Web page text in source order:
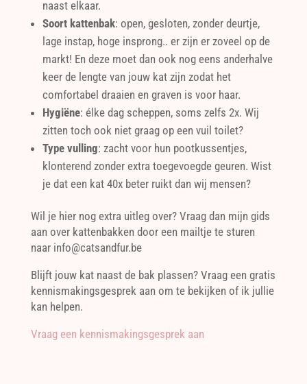
naast elkaar.
Soort kattenbak: open, gesloten, zonder deurtje,
lage instap, hoge insprong.. er zijn er zoveel op de
markt! En deze moet dan ook nog eens anderhalve
keer de lengte van jouw kat zijn zodat het
comfortabel draaien en graven is voor haar.
Hygiëne: élke dag scheppen, soms zelfs 2x. Wij
zitten toch ook niet graag op een vuil toilet?
Type vulling: zacht voor hun pootkussentjes,
klonterend zonder extra toegevoegde geuren. Wist
je dat een kat 40x beter ruikt dan wij mensen?
Wil je hier nog extra uitleg over? Vraag dan mijn gids
aan over kattenbakken door een mailtje te sturen
naar info@catsandfur.be
Blijft jouw kat naast de bak plassen? Vraag een gratis
kennismakingsgesprek aan om te bekijken of ik jullie
kan helpen.
Vraag een kennismakingsgesprek aan